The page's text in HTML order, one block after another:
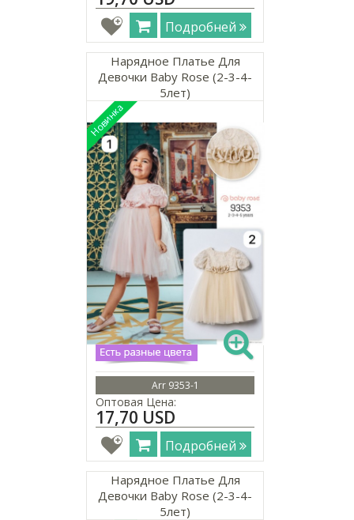
Подробней
Нарядное Платье Для
Девочки Baby Rose (2-3-4-
5лет)
Arr 9353-1
Оптовая Цена:
17,70 USD
Подробней
Нарядное Платье Для
Девочки Baby Rose (2-3-4-
5лет)